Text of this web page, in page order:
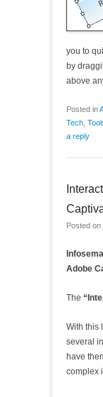
you to
by
above
Posted in
Tech
a reply
Posted on
Adobe
The
With this
several
have
complex